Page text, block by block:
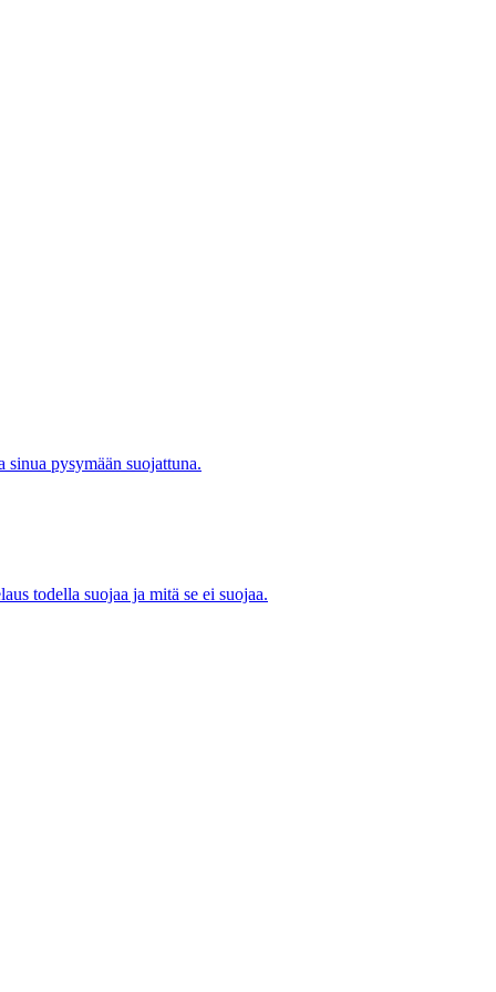
pysymään suojattuna.
todella suojaa ja mitä se ei suojaa.